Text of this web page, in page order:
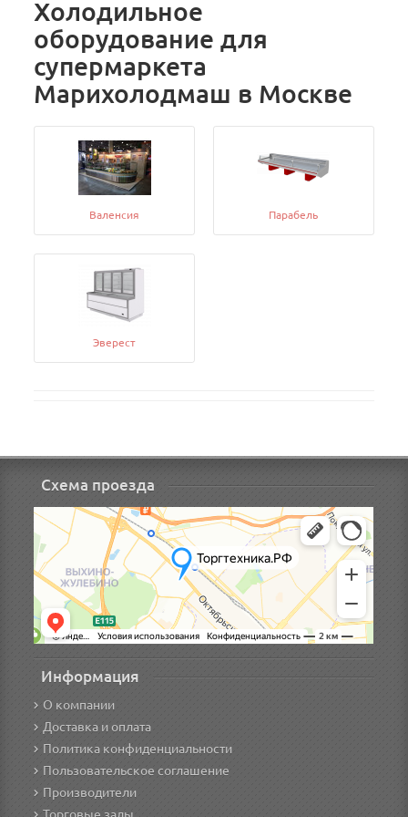
Холодильное
оборудование для
супермаркета
Марихолодмаш в Москве
Валенсия Парабель
Эверест
Схема проезда
Информация
О компании
Доставка и оплата
Политика конфиденциальности
Пользовательское соглашение
Производители